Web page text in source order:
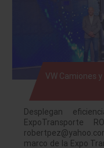
VW Camiones
Desplegan
ExpoTransporte
marco de la Expo